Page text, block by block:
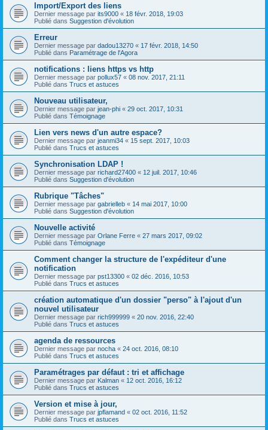
Import/Export des liens
Dernier message par its9000 « 18 févr. 2018, 19:03
Publié dans Suggestion d'évolution
Erreur
Dernier message par dadou13270 « 17 févr. 2018, 14:50
Publié dans Paramétrage de l'Agora
notifications : liens https vs http
Dernier message par pollux57 « 08 nov. 2017, 21:11
Publié dans Trucs et astuces
Nouveau utilisateur,
Dernier message par jean-phi « 29 oct. 2017, 10:31
Publié dans Témoignage
Lien vers news d'un autre espace?
Dernier message par jeanmi34 « 15 sept. 2017, 10:03
Publié dans Trucs et astuces
Synchronisation LDAP !
Dernier message par richard27400 « 12 juil. 2017, 10:46
Publié dans Suggestion d'évolution
Rubrique "Tâches"
Dernier message par gabrielleb « 14 mai 2017, 10:00
Publié dans Suggestion d'évolution
Nouvelle activité
Dernier message par Orlane Ferre « 27 mars 2017, 09:02
Publié dans Témoignage
Comment changer la structure de l'expéditeur d'une
notification
Dernier message par pst13300 « 02 déc. 2016, 10:53
Publié dans Trucs et astuces
création automatique d'un dossier "perso" à l'ajout d'un
nouvel utilisateur
Dernier message par rich999999 « 20 nov. 2016, 22:40
Publié dans Trucs et astuces
agenda de ressources
Dernier message par nocha « 24 oct. 2016, 08:10
Publié dans Trucs et astuces
Paramétrages par défaut : tri et affichage
Dernier message par Kalman « 12 oct. 2016, 16:12
Publié dans Trucs et astuces
Version et mise à jour,
Dernier message par jpflamand « 02 oct. 2016, 11:52
Publié dans Trucs et astuces